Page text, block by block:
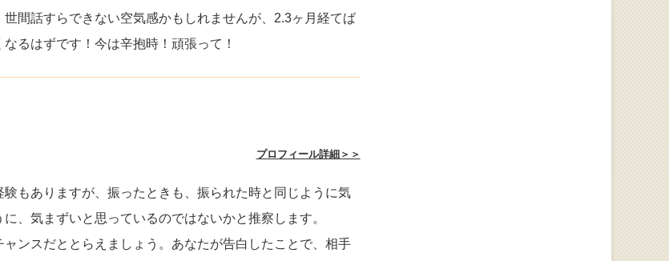
間話すらできない空気感かもしれませんが、2.3ヶ月経てば
るはずです！今は辛抱時！頑張って！
プロフィール詳細＞＞
もありますが、振ったときも、振られた時と同じように気
、気まずいと思っているのではないかと推察します。
ンスだととらえましょう。あなたが告白したことで、相手